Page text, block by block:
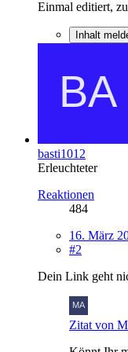
Einmal editiert,
Inhalt
basti1012
Erleuchteter
Reaktionen
484
16. März
#2
Dein Link geht
Zitat von